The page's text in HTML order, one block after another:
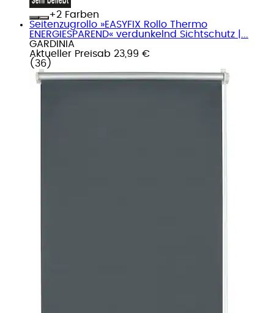
+
Farben
Seitenzugrollo »EASYFIX Rollo Thermo
ENERGIESPAREND« verdunkelnd Sichtschutz |...
GARDINIA
Aktueller Preisab 23,99 €
( 36 )